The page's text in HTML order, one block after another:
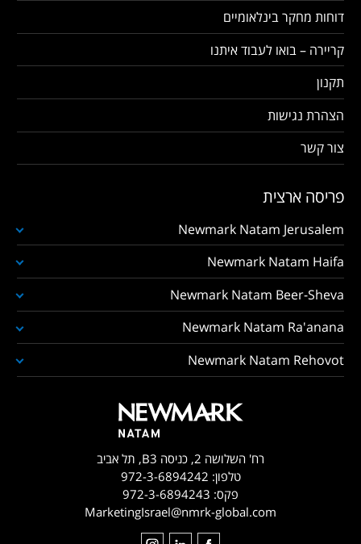
דוחות מחקר בינלאומיים
קריירה – בואו לעבוד איתנו
תקנון
הצהרת נגישות
צור קשר
פריסה ארצית
Newmark Natam Jerusalem
Newmark Natam Haifa
Newmark Natam Beer-Sheva
Newmark Natam Ra'anana
Newmark Natam Rehovot
רח' השלושה 2, כניסה B3, תל אביב
טלפון: 972-3-6894242
פקס: 972-3-6894243
MarketingIsrael@nmrk-global.com